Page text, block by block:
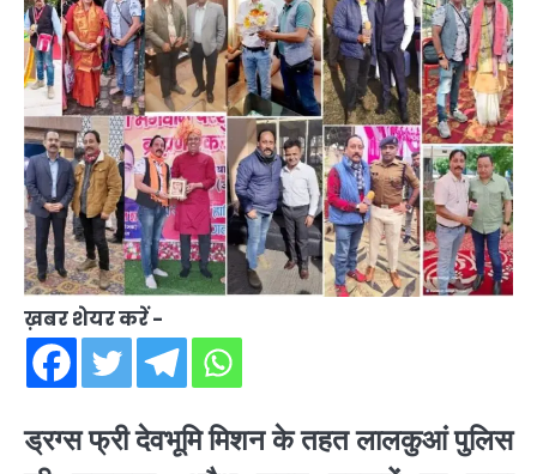
ख़बर शेयर करें -
ड्रग्स फ्री देवभूमि मिशन के तहत लालकुआं पुलिस